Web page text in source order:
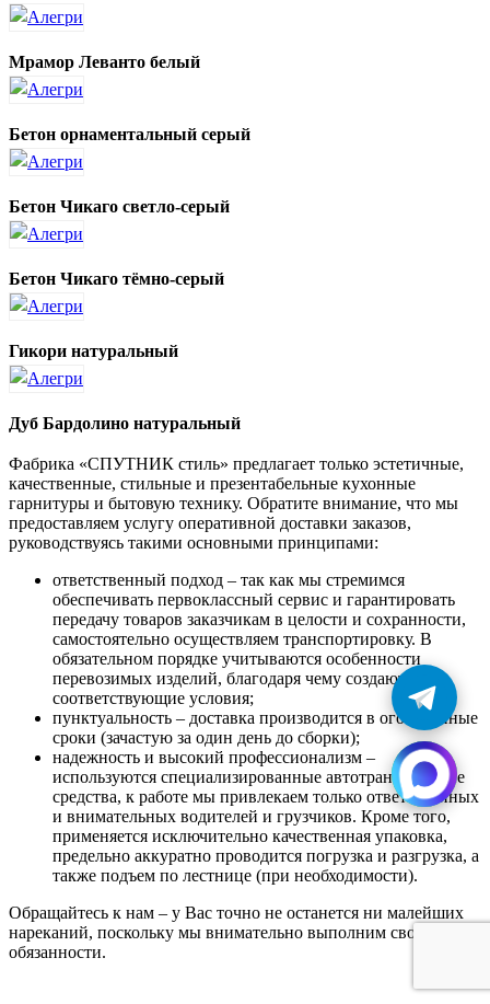
Мрамор Леванто белый
Бетон орнаментальный серый
Бетон Чикаго светло-серый
Бетон Чикаго тёмно-серый
Гикори натуральный
Дуб Бардолино натуральный
Фабрика «СПУТНИК стиль» предлагает только эстетичные,
качественные, стильные и презентабельные кухонные
гарнитуры и бытовую технику. Обратите внимание, что мы
предоставляем услугу оперативной доставки заказов,
руководствуясь такими основными принципами:
ответственный подход – так как мы стремимся
обеспечивать первоклассный сервис и гарантировать
передачу товаров заказчикам в целости и сохранности,
самостоятельно осуществляем транспортировку. В
обязательном порядке учитываются особенности
перевозимых изделий, благодаря чему создаются
соответствующие условия;
пунктуальность – доставка производится в оговоренные
сроки (зачастую за один день до сборки);
надежность и высокий профессионализм –
используются специализированные автотранспортные
средства, к работе мы привлекаем только ответственных
и внимательных водителей и грузчиков. Кроме того,
применяется исключительно качественная упаковка,
предельно аккуратно проводится погрузка и разгрузка, а
также подъем по лестнице (при необходимости).
Обращайтесь к нам – у Вас точно не останется ни малейших
нареканий, поскольку мы внимательно выполним свои
обязанности.